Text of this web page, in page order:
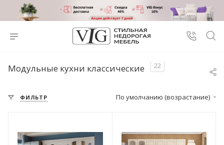
Модульные кухни классические 22
ФИЛЬТР По умолчанию (возрастание)